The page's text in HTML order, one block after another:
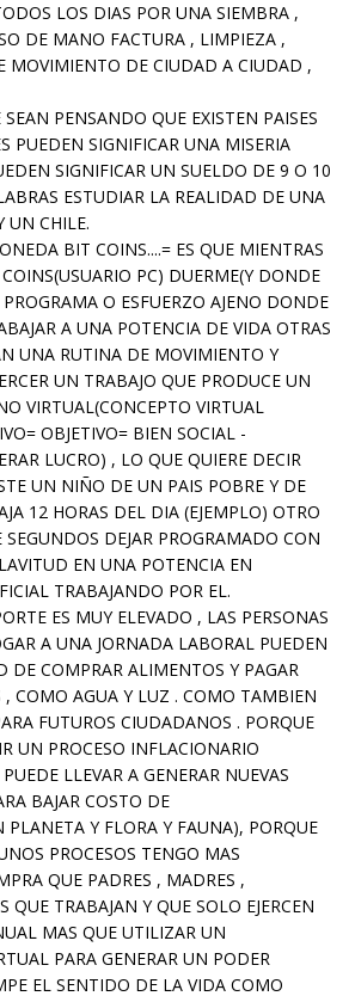
LOS DIAS POR UNA SIEMBRA ,
DE MANO FACTURA , LIMPIEZA ,
MOVIMIENTO DE CIUDAD A CIUDAD ,
PENSANDO QUE EXISTEN PAISES
PUEDEN SIGNIFICAR UNA MISERIA
SIGNIFICAR UN SUELDO DE 9 O 10
ESTUDIAR LA REALIDAD DE UNA
UN CHILE.
BIT COINS....= ES QUE MIENTRAS
PC) DUERME(Y DONDE
O ESFUERZO AJENO DONDE
A UNA POTENCIA DE VIDA OTRAS
UNA RUTINA DE MOVIMIENTO Y
UN TRABAJO QUE PRODUCE UN
VIRTUAL(CONCEPTO VIRTUAL
OBJETIVO= BIEN SOCIAL -
LUCRO) , LO QUE QUIERE DECIR
UN NIÑO DE UN PAIS POBRE Y DE
12 HORAS DEL DIA (EJEMPLO) OTRO
SEGUNDOS DEJAR PROGRAMADO CON
EN UNA POTENCIA EN
TRABAJANDO POR EL.
ES MUY ELEVADO , LAS PERSONAS
A UNA JORNADA LABORAL PUEDEN
DE COMPRAR ALIMENTOS Y PAGAR
, COMO AGUA Y LUZ . COMO TAMBIEN
FUTUROS CIUDADANOS . PORQUE
UN PROCESO INFLACIONARIO
LLEVAR A GENERAR NUEVAS
BAJAR COSTO DE
PLANETA Y FLORA Y FAUNA), PORQUE
PROCESOS TENGO MAS
QUE PADRES , MADRES ,
QUE TRABAJAN Y QUE SOLO EJERCEN
MAS QUE UTILIZAR UN
PARA GENERAR UN PODER
EL SENTIDO DE LA VIDA COMO